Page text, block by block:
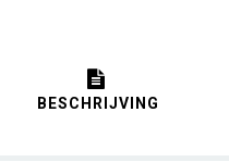
BESCHRIJVING